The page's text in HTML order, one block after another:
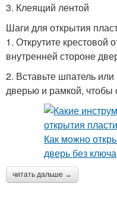
3. Клеящий лентой
Шаги для открытия
1. Открутите крестовой
внутренней стороне
2. Вставьте шпатель
дверью и рамкой, чтобы
читать дальше →